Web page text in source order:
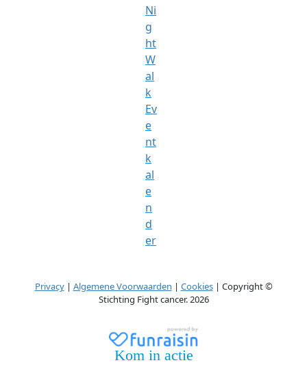
Ni
g
ht
W
al
k
Ev
e
nt
k
al
e
n
d
er
Privacy| Algemene Voorwaarden | Cookies| Copyright ©
Stichting Fight cancer. 2026
Kom in actie